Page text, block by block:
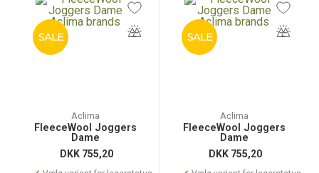
SALE
Aclima
FleeceWool Joggers
Dame
DKK 755,20
SALE
Aclima
FleeceWool Joggers
Dame
DKK 755,20